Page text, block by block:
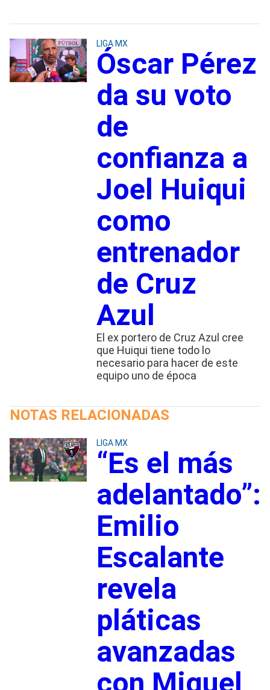
LIGA MX
Óscar Pérez
da su voto
de
confianza a
Joel Huiqui
como
entrenador
de Cruz
Azul
El ex portero de Cruz Azul cree
que Huiqui tiene todo lo
necesario para hacer de este
equipo uno de época
NOTAS RELACIONADAS
LIGA MX
“Es el más
adelantado”:
Emilio
Escalante
revela
pláticas
avanzadas
con Miguel